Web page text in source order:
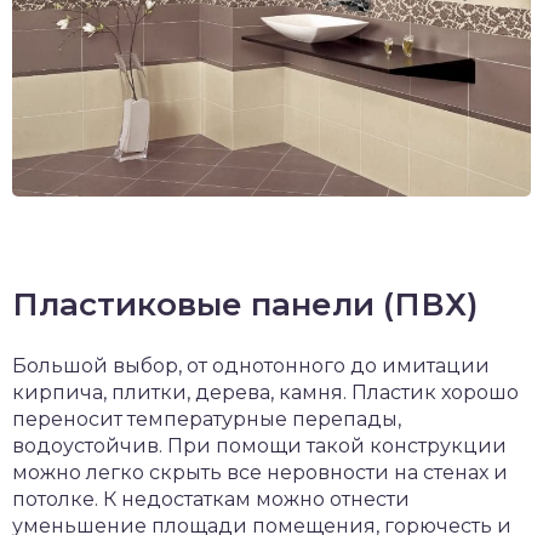
Пластиковые панели (ПВХ)
Большой выбор, от однотонного до имитации
кирпича, плитки, дерева, камня. Пластик хорошо
переносит температурные перепады,
водоустойчив. При помощи такой конструкции
можно легко скрыть все неровности на стенах и
потолке. К недостаткам можно отнести
уменьшение площади помещения, горючесть и